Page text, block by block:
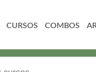
CURSOS COMBOS